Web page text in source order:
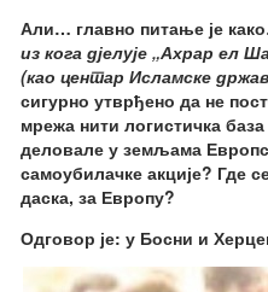
Али… главно питање је
из кога дјелује „Ахрар ел
(као центар Исламске
сигурно утврђено да не
мрежа нити логистичка
деловале у земљама
самоубилачке акције? Где
даска, за Европу?
Одговор је: у Босни и